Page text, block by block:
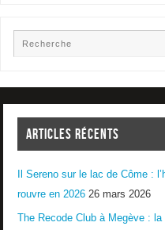
ARTICLES RÉCENTS
Il Sereno sur le lac de Côme :
rouvre en 2026 26 mars 2026
The Recode Club à Megève :